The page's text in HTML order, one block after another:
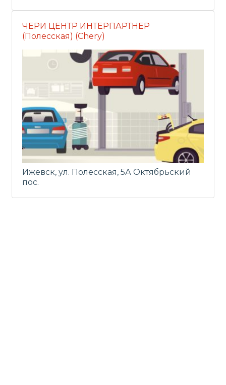
ЧЕРИ ЦЕНТР ИНТЕРПАРТНЕР
(Полесская) (Chery)
Ижевск, ул. Полесская, 5А Октябрьский
пос.